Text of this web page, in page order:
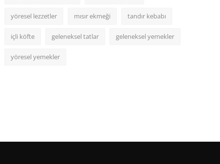
yöresel lezzetler mısır ekmeği tandır kebabı
içli köfte geleneksel tatlar geleneksel yemekler
yöresel yemekler